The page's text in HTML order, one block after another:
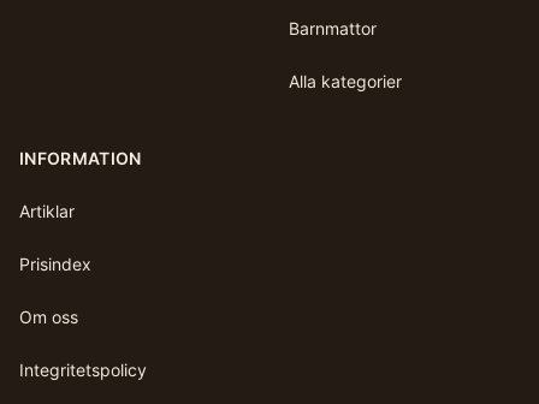
Barnmattor
Alla kategorier
INFORMATION
Artiklar
Prisindex
Om oss
Integritetspolicy